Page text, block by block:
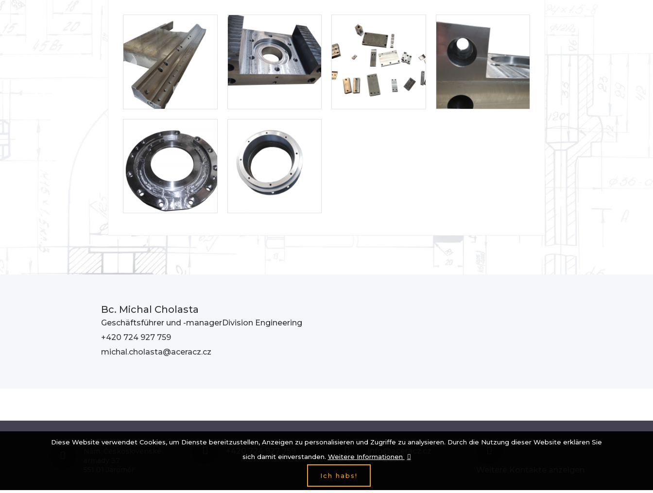
Bc. Michal Cholasta
Geschäftsführer und -managerDivision Engineering
+420 724 927 759
michal.cholasta@aceracz.cz
ACERA CZ, spol. s r.o.
Diese Website verwendet Cookies, um Dienste bereitzustellen, Anzeigen zu personalisieren und Zugriffe zu analysieren. Durch die Nutzung dieser Website erklären Sie
sich damit einverstanden. Weitere Informationen
Ich habs!